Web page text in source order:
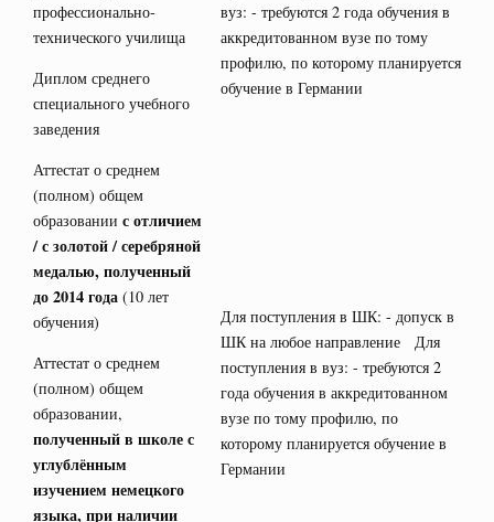
вуз: - требуются 2 года обучения в
аккредитованном вузе по тому
профилю, по которому планируется
обучение в Германии
профессионально-
технического училища
Диплом среднего
специального учебного
заведения
Аттестат о среднем
(полном) общем
образовании с отличием
/ с золотой / серебряной
медалью, полученный
до 2014 года(10 лет
обучения)
Для поступления в ШК: - допуск в
ШК на любое направление Для
поступления в вуз: - требуются 2
года обучения в аккредитованном
вузе по тому профилю, по
которому планируется обучение в
Германии
Аттестат о среднем
(полном) общем
образовании,
полученный в школе с
углублённым
изучением немецкого
языка, при наличии